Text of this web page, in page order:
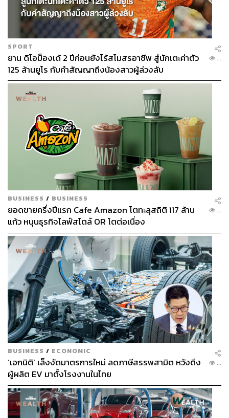
SPORT
ยาน ดิโอม็องเด้ 2 ปีก่อนยังไร้สโมสรอาชีพ สู่นักเตะค่าตัว
125 ล้านยูโร กับคำสัญญาถึงน้องสาวผู้ล่วงลับ
...
BUSINESS / BUSINESS
ยอดขายครึ่งปีแรก Cafe Amazon โตทะลุสถิติ 117 ล้าน
แก้ว หนุนธุรกิจไลฟ์สไตล์ OR โตต่อเนื่อง
...
BUSINESS / ECONOMIC
‘เอกนิติ’ เล็งงัดมาตรการใหม่ ลดภาษีสรรพสามิต หวังดึง
ผู้ผลิต EV มาตั้งโรงงานในไทย
...